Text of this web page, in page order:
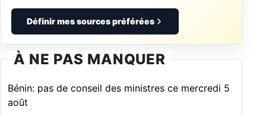
Définir mes sources préférées
À NE PAS MANQUER
Bénin: pas de conseil des ministres ce mercredi 5
août